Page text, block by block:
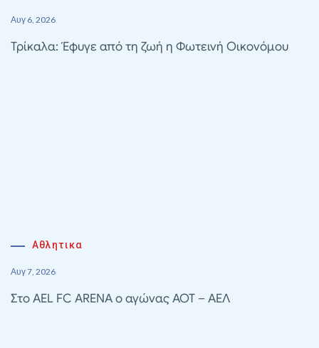
Αυγ 6, 2026
Τρίκαλα: Έφυγε από τη ζωή η Φωτεινή Οικονόμου
Αθλητικα
Αυγ 7, 2026
Στο AEL FC ARENA ο αγώνας ΑΟΤ – ΑΕΛ